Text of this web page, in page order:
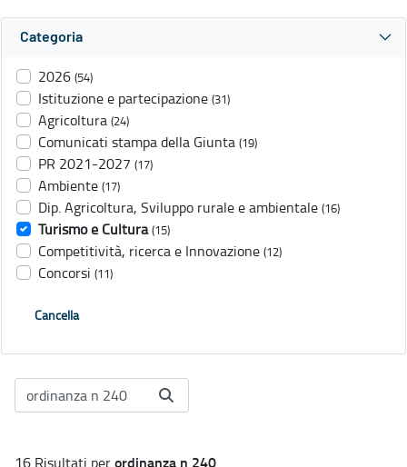
Categoria
2026 (54)
Istituzione e partecipazione (31)
Agricoltura (24)
Comunicati stampa della Giunta (19)
PR 2021-2027 (17)
Ambiente (17)
Dip. Agricoltura, Sviluppo rurale e ambientale (16)
Turismo e Cultura (15)
Competitività, ricerca e Innovazione (12)
Concorsi (11)
Cancella
16 Risultati perordinanza n 240